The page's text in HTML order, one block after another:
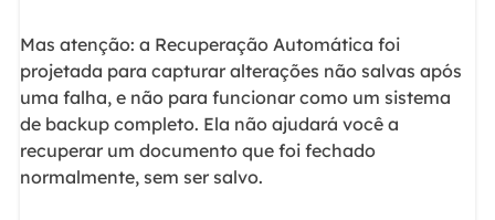
Mas atenção: a Recuperação Automática foi
projetada para capturar alterações não salvas após
uma falha, e não para funcionar como um sistema
de backup completo. Ela não ajudará você a
recuperar um documento que foi fechado
normalmente, sem ser salvo.